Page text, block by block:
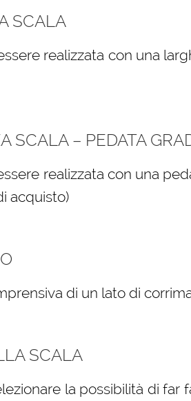
SCALA
realizzata con una
SCALA – PEDATA
realizzata con una
acquisto)
di un lato di
SCALA
la possibilità di